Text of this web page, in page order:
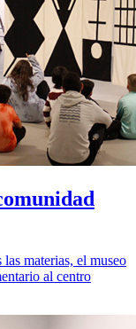
materias, el museo
al centro